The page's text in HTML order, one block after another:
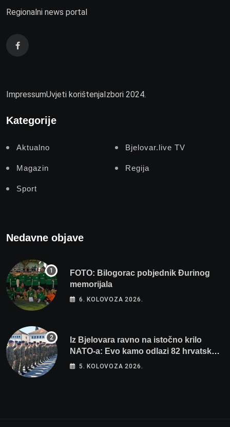
Regionalni news portal
ImpressumUvjeti korištenja Izbori 2024.
Kategorije
Aktualno Bjelovar.live TV
Magazin Regija
Sport
Nedavne objave
FOTO: Bilogorac pobjednik Đurinog
memorijala
6. KOLOVOZA 2026.
Iz Bjelovara ravno na istočno krilo
NATO-a: Evo kamo odlazi 82 hrvatska
vojnika i 6 vojnikinja
5. KOLOVOZA 2026.